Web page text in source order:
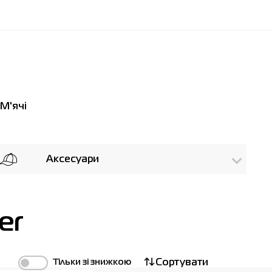
М'ячі
Аксесуари
Тільки зі знижкою Сортувати